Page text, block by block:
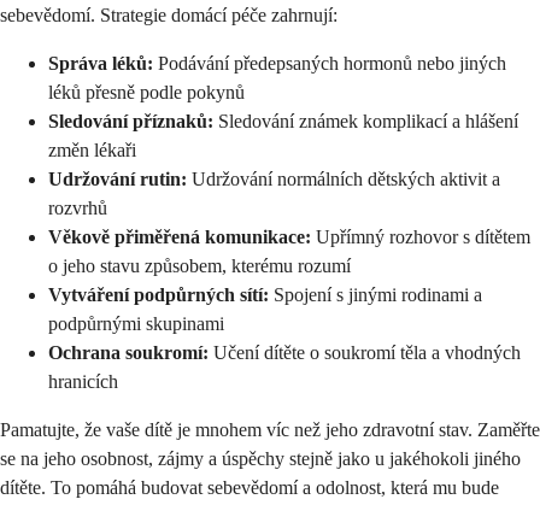
sebevědomí. Strategie domácí péče zahrnují:
Správa léků: Podávání předepsaných hormonů nebo jiných
léků přesně podle pokynů
Sledování příznaků: Sledování známek komplikací a hlášení
změn lékaři
Udržování rutin: Udržování normálních dětských aktivit a
rozvrhů
Věkově přiměřená komunikace: Upřímný rozhovor s dítětem
o jeho stavu způsobem, kterému rozumí
Vytváření podpůrných sítí: Spojení s jinými rodinami a
podpůrnými skupinami
Ochrana soukromí: Učení dítěte o soukromí těla a vhodných
hranicích
Pamatujte, že vaše dítě je mnohem víc než jeho zdravotní stav. Zaměřte
se na jeho osobnost, zájmy a úspěchy stejně jako u jakéhokoli jiného
dítěte. To pomáhá budovat sebevědomí a odolnost, která mu bude